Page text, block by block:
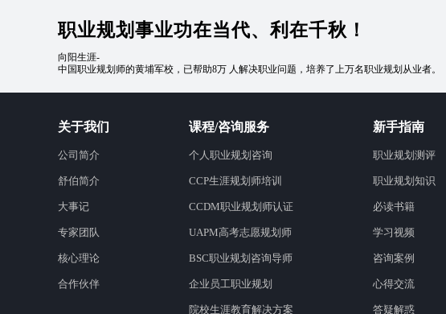
职业规划事业功在当代、利在千秋！
向阳生涯-
中国职业规划师的黄埔军校，已帮助8万 人解决职业问题，培养了上万名职业规划从业者。
关于我们
公司简介
舒伯简介
大事记
专家团队
核心理论
合作伙伴
课程/咨询服务
个人职业规划咨询
CCP生涯规划师培训
CCDM职业规划师认证
UAPM高考志愿规划师
BSC职业规划咨询导师
企业员工职业规划
院校生涯教育解决方案
新手指南
职业规划测评
职业规划知识
必读书籍
学习视频
咨询案例
心得交流
答疑解惑